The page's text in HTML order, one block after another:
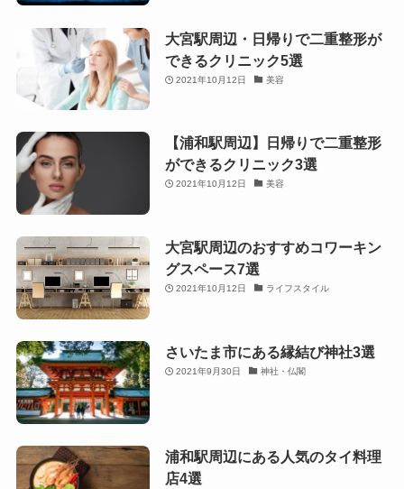
大宮駅周辺・日帰りで二重整形が
できるクリニック5選
2021年10月12日 美容
【浦和駅周辺】日帰りで二重整形
ができるクリニック3選
2021年10月12日 美容
大宮駅周辺のおすすめコワーキン
グスペース7選
2021年10月12日 ライフスタイル
さいたま市にある縁結び神社3選
2021年9月30日 神社・仏閣
浦和駅周辺にある人気のタイ料理
店4選